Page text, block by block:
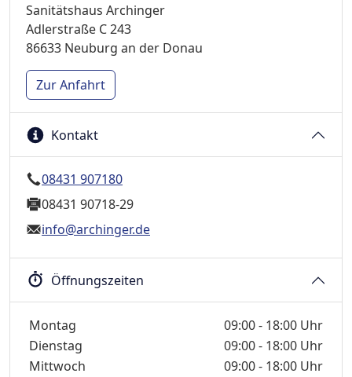
Sanitätshaus Archinger
Adlerstraße C 243
86633 Neuburg an der Donau
Zur Anfahrt
Kontakt
08431 907180
08431 90718-29
info@archinger.de
Öffnungszeiten
Wochentage / Monate
Öffnungszeiten / Hinweise
Montag
09:00 - 18:00 Uhr
Dienstag
09:00 - 18:00 Uhr
Mittwoch
09:00 - 18:00 Uhr